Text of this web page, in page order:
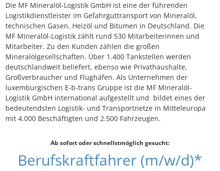
Die MF Mineralöl-Logistik GmbH ist eine der führenden
Logistikdienstleister im Gefahrguttransport von Mineralöl,
technischen Gasen, Heizöl und Bitumen in Deutschland. Die
MF Mineralöl-Logistik zählt rund 530 Mitarbeiterinnen und
Mitarbeiter. Zu den Kunden zählen die großen
Mineralölgesellschaften. Über 1.400 Tankstellen werden
deutschlandweit beliefert, ebenso wie Privathaushalte,
Großverbraucher und Flughäfen. Als Unternehmen der
luxemburgischen E-b-trans Gruppe ist die MF Mineralöl-
Logistik GmbH international aufgestellt und bildet eines der
bedeutendsten Logistik- und Transportnetze in Mitteleuropa
mit 4.000 Beschäftigten und 2.500 Fahrzeugen.
Ab sofort oder schnellstmöglich gesucht:
Berufskraftfahrer (m/w/d)*